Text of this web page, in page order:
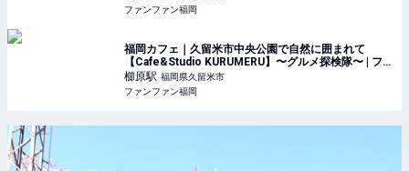
ファンファン福岡
福岡カフェ｜久留米市中央公園で自然に囲まれて
【Cafe&Studio KURUMERU】〜グルメ探検隊〜 | ファ
ンファン福岡
櫛原駅 福岡県久留米市
ファンファン福岡